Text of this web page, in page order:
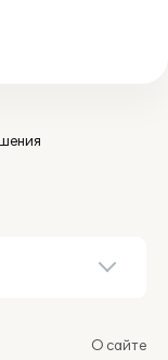
О сайте